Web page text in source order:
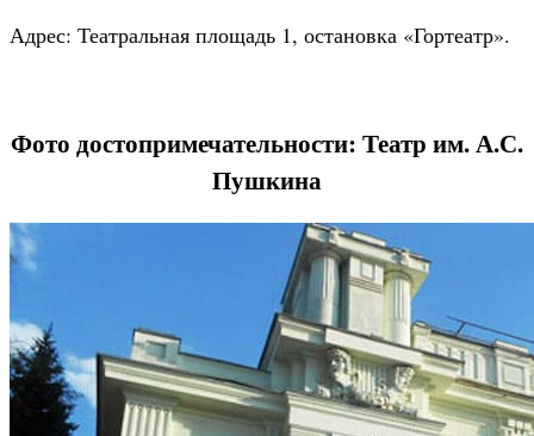
Адрес: Театральная площадь 1, остановка «Гортеатр».
Фото достопримечательности: Театр им. А.С.
Пушкина